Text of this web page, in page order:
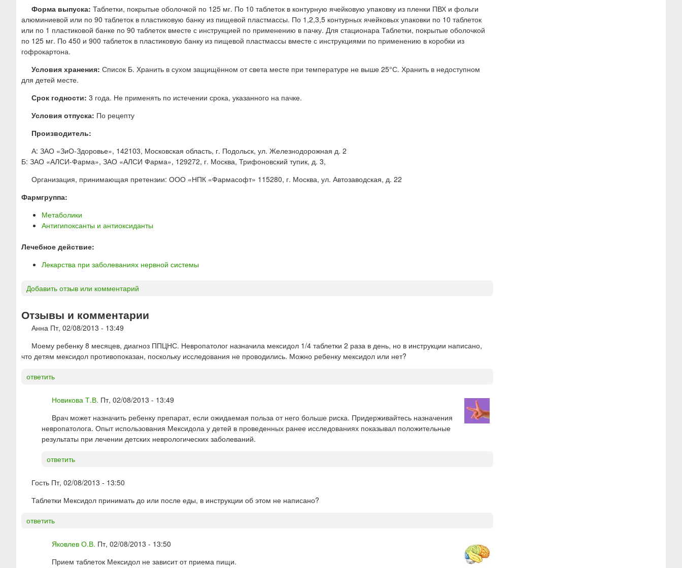
Форма выпуска: Таблетки, покрытые оболочкой по 125 мг. По 10 таблеток в контурную ячейковую упаковку из пленки ПВХ и фольги
алюминиевой или по 90 таблеток в пластиковую банку из пищевой пластмассы. По 1,2,3,5 контурных ячейковых упаковки по 10 таблеток
или по 1 пластиковой банке по 90 таблеток вместе с инструкцией по применению в пачку. Для стационара Таблетки, покрытые оболочкой
по 125 мг. По 450 и 900 таблеток в пластиковую банку из пищевой пластмассы вместе с инструкциями по применению в коробки из
гофрокартона.
Условия хранения: Список Б. Хранить в сухом защищённом от света месте при температуре не выше 25°С. Хранить в недоступном
для детей месте.
Срок годности: 3 года. Не применять по истечении срока, указанного на пачке.
Условия отпуска: По рецепту
Производитель:
А: ЗАО «ЗиО-Здоровье», 142103, Московская область, г. Подольск, ул. Железнодорожная д. 2
Б: ЗАО «АЛСИ-Фарма», ЗАО «АЛСИ Фарма», 129272, г. Москва, Трифоновский тупик, д. 3,
Организация, принимающая претензии: ООО «НПК «Фармасофт» 115280, г. Москва, ул. Автозаводская, д. 22
Фармгруппа:
Метаболики
Антигипоксанты и антиоксиданты
Лечебное действие:
Лекарства при заболеваниях нервной системы
Добавить отзыв или комментарий
Отзывы и комментарии
Анна Пт, 02/08/2013 - 13:49
Моему ребенку 8 месяцев, диагноз ППЦНС. Невропатолог назначила мексидол 1/4 таблетки 2 раза в день, но в инструкции написано,
что детям мексидол противопоказан, поскольку исследования не проводились. Можно ребенку мексидол или нет?
ответить
Новикова Т.В. Пт, 02/08/2013 - 13:49
Врач может назначить ребенку препарат, если ожидаемая польза от него больше риска. Придерживайтесь назначения
невропатолога. Опыт использования Мексидола у детей в проведенных ранее исследованиях показывал положительные
результаты при лечении детских неврологических заболеваний.
ответить
Гость Пт, 02/08/2013 - 13:50
Таблетки Мексидол принимать до или после еды, в инструкции об этом не написано?
ответить
Яковлев О.В. Пт, 02/08/2013 - 13:50
Прием таблеток Мексидол не зависит от приема пищи.